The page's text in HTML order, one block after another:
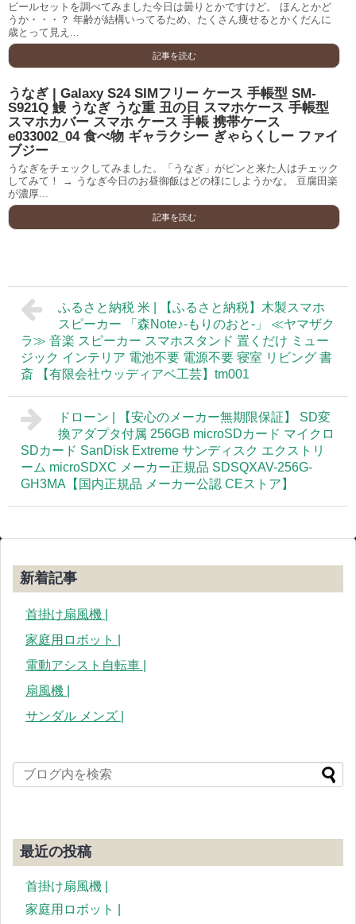
ビールセットを調べてみました今日は曇りとかですけど。 ほんとかど
うか・・・？ 年齢が結構いってるため、たくさん痩せるとかくだんに
歳とって見え...
記事を読む
うなぎ | Galaxy S24 SIMフリー ケース 手帳型 SM-
S921Q 鰻 うなぎ うな重 丑の日 スマホケース 手帳型
スマホカバー スマホ ケース 手帳 携帯ケース
e033002_04 食べ物 ギャラクシー ぎゃらくしー ファイ
ブジー
うなぎをチェックしてみました。「うなぎ」がピンと来た人はチェック
してみて！ → うなぎ今日のお昼御飯はどの様にしようかな。 豆腐田楽
が濃厚...
記事を読む
ふるさと納税 米 | 【ふるさと納税】木製スマホ
スピーカー 「森Note♪-もりのおと-」 ≪ヤマザク
ラ≫ 音楽 スピーカー スマホスタンド 置くだけ ミュー
ジック インテリア 電池不要 電源不要 寝室 リビング 書
斎 【有限会社ウッディアベ工芸】tm001
ドローン | 【安心のメーカー無期限保証】 SD変
換アダプタ付属 256GB microSDカード マイクロ
SDカード SanDisk Extreme サンディスク エクストリ
ーム microSDXC メーカー正規品 SDSQXAV-256G-
GH3MA【国内正規品 メーカー公認 CEストア】
新着記事
首掛け扇風機 |
家庭用ロボット |
電動アシスト自転車 |
扇風機 |
サンダル メンズ |
最近の投稿
首掛け扇風機 |
家庭用ロボット |